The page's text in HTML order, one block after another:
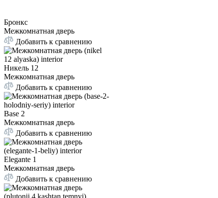
Бронкс
Межкомнатная дверь
Добавить к сравнению
Никель 12
Межкомнатная дверь
Добавить к сравнению
Base 2
Межкомнатная дверь
Добавить к сравнению
Elegante 1
Межкомнатная дверь
Добавить к сравнению